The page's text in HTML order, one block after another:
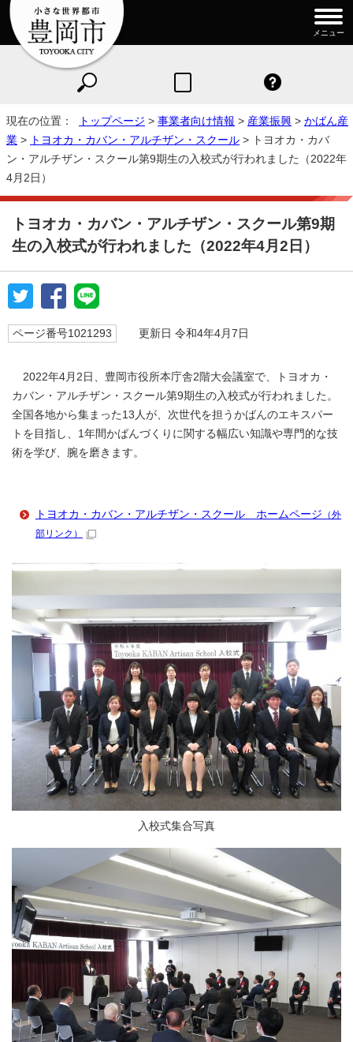
メニュー
現在の位置： トップページ > 事業者向け情報 > 産業振興 > かばん産
業 > トヨオカ・カバン・アルチザン・スクール > トヨオカ・カバ
ン・アルチザン・スクール第9期生の入校式が行われました（2022年
4月2日）
トヨオカ・カバン・アルチザン・スクール第9期
生の入校式が行われました（2022年4月2日）
ページ番号1021293 更新日 令和4年4月7日
2022年4月2日、豊岡市役所本庁舎2階大会議室で、トヨオカ・
カバン・アルチザン・スクール第9期生の入校式が行われました。
全国各地から集まった13人が、次世代を担うかばんのエキスパー
トを目指し、1年間かばんづくりに関する幅広い知識や専門的な技
術を学び、腕を磨きます。
トヨオカ・カバン・アルチザン・スクール ホームページ （外
部リンク）
入校式集合写真